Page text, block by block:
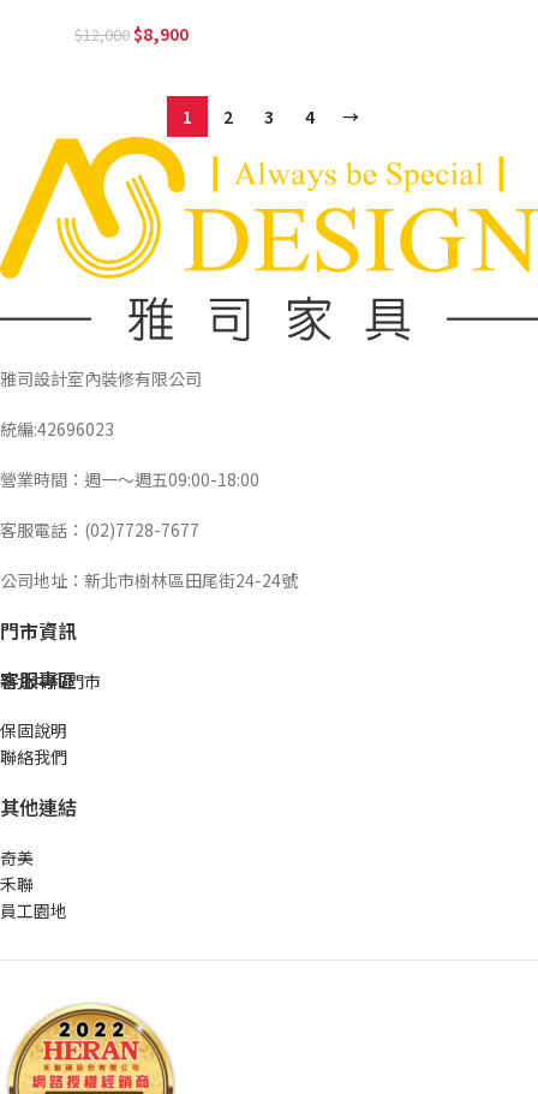
12,000 8,900
1 2 3 4 →
雅司設計室內裝修有限公司
統編:42696023
營業時間：週一～週五09:00-18:00
客服電話：(02)7728-7677
公司地址：新北市樹林區田尾街24-24號
門市資訊
新北中和門市
客服專區
保固說明
聯絡我們
其他連結
奇美
禾聯
員工園地